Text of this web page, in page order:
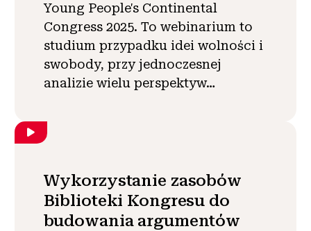
Young People's Continental
Congress 2025. To webinarium to
studium przypadku idei wolności i
swobody, przy jednoczesnej
analizie wielu perspektyw…
Wykorzystanie zasobów
Biblioteki Kongresu do
budowania argumentów